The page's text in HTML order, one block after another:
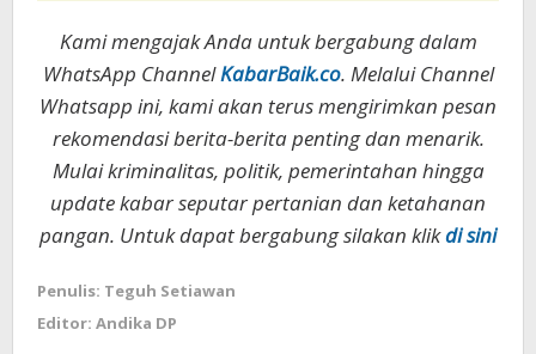
Kami mengajak Anda untuk bergabung dalam
WhatsApp ChannelKabarBaik.co. Melalui Channel
Whatsapp ini, kami akan terus mengirimkan pesan
rekomendasi berita-berita penting dan menarik.
Mulai kriminalitas, politik, pemerintahan hingga
update kabar seputar pertanian dan ketahanan
pangan. Untuk dapat bergabung silakan klikdi sini
Penulis: Teguh Setiawan
Editor: Andika DP